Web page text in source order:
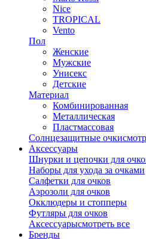
Nice
TROPICAL
Vento
Пол
Женские
Мужские
Унисекс
Детские
Материал
Комбинированная
Металлическая
Пластмассовая
Солнцезащитные очки
Аксессуары
Шнурки и цепочки для
Наборы для ухода за очками
Салфетки для очков
Аэрозоли для очков
Окклюдеры и стопперы
Футляры для очков
Аксессуарысмотреть все
Бренды